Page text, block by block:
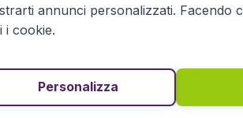
alla partnership con Booking.com
annunci personalizzati. Facendo
i cookie.
Personalizza